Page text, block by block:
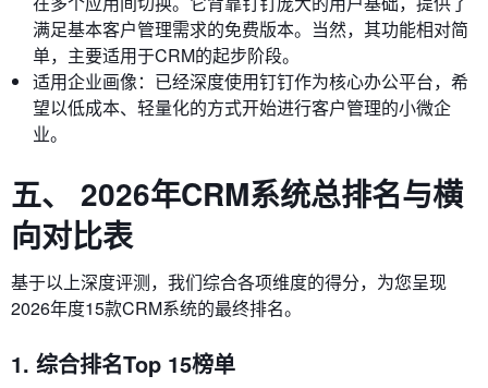
满足基本客户管理需求的免费版本。当然，其功能相对简
单，主要适用于CRM的起步阶段。
适用企业画像：已经深度使用钉钉作为核心办公平台，希
望以低成本、轻量化的方式开始进行客户管理的小微企
业。
五、 2026年CRM系统总排名与横
向对比表
基于以上深度评测，我们综合各项维度的得分，为您呈现
2026年度15款CRM系统的最终排名。
1. 综合排名Top 15榜单